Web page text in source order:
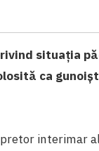
situația
ca
interimar